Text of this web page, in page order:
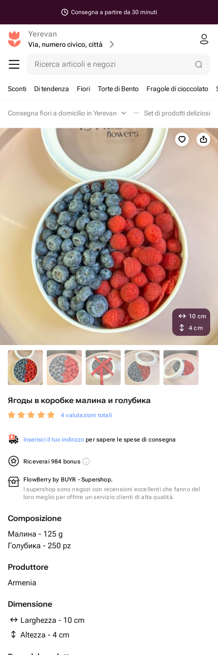
Consegna a partire da 30 minuti
Yerevan
Via, numero civico, città
Ricerca articoli e negozi
Sconti Di tendenza Fiori Torte di Bento Fragole di cioccolato
Consegna fiori a domicilio in Yerevan Set di prodotti deliziosi in
Ягоды в коробке малина и голубика
4 valutazioni totali
Inserisci il tuo indirizzo per sapere le spese di consegna
Riceverai 984 bonus
FlowBerry by BUYR - Supershop.
I supershop sono negozi con recensioni eccellenti che fanno del
loro meglio per offrire un servizio clienti di alta qualità.
Composizione
Малина - 125 g
Голубика - 250 pz
Produttore
Armenia
Dimensione
Larghezza - 10 cm
Altezza - 4 cm
10 cm
4 cm